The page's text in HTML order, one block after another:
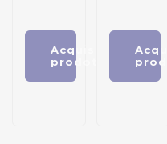
Acquista
prodotto